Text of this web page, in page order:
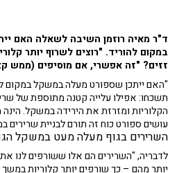
ד"ר מאיה רוזמן השיבה לשאלה האם
במקום להוריד. "רוצים לשרוף יותר
זזים? "זה אפשרי, אם מוסיפים (ממש
"האם ייתכן שספורט מעלה במשקל במקום
תשכחו: אפילו עלייה קטנה מתוספת של
הקלוריות ומזרזת את הירידה במשקל.
עושים ספורט כוח זה תורם לבניית שרירים
השרירים בגוף מעלה מעט במשקל
לדבריה, "השרירים הם אלו ששורפים לנו
יותר מהם – כך שורפים יותר קלוריות